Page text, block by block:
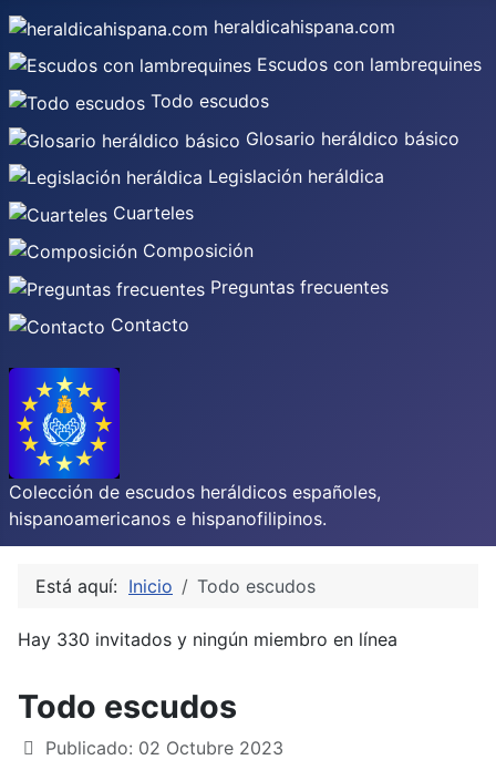
heraldicahispana.com
Escudos con lambrequines
Todo escudos
Glosario heráldico básico
Legislación heráldica
Cuarteles
Composición
Preguntas frecuentes
Contacto
Colección de escudos heráldicos españoles,
hispanoamericanos e hispanofilipinos.
Está aquí: Inicio Todo escudos
Hay 330 invitados y ningún miembro en línea
Todo escudos
Publicado: 02 Octubre 2023